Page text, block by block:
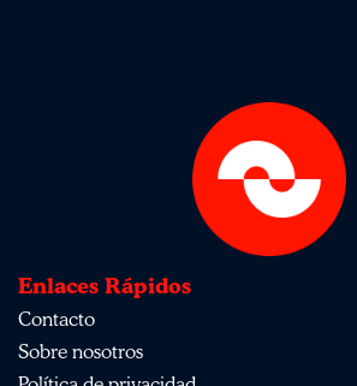
Enlaces Rápidos
Contacto
Sobre nosotros